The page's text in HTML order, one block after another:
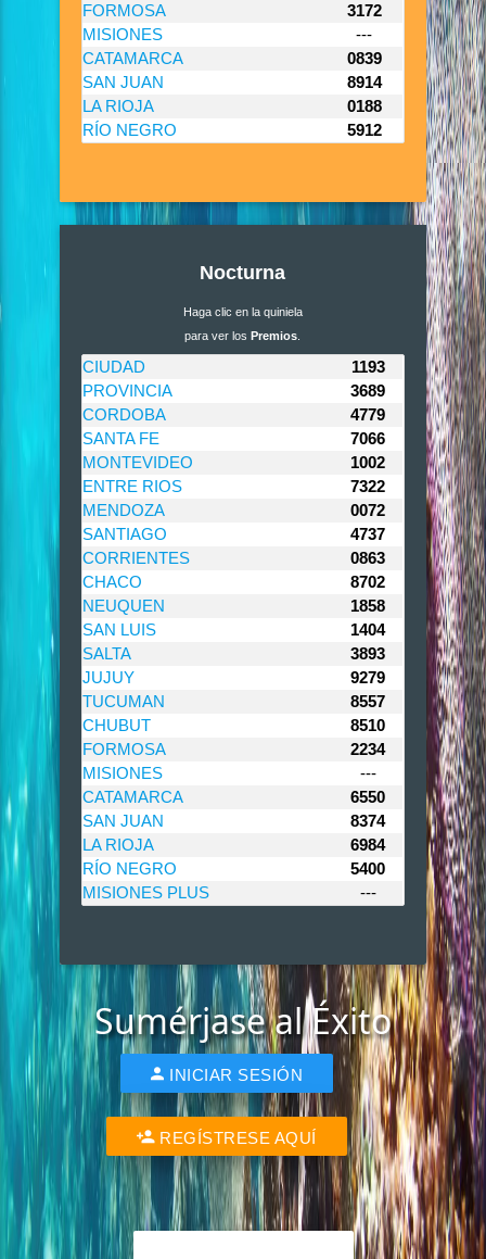
FORMOSA
3172
MISIONES
---
CATAMARCA
0839
SAN JUAN
8914
LA RIOJA
0188
RÍO NEGRO
5912
Nocturna
Haga clic en la quiniela
para ver losPremios
CIUDAD
1193
PROVINCIA
3689
CORDOBA
4779
SANTA FE
7066
MONTEVIDEO
1002
ENTRE RIOS
7322
MENDOZA
0072
SANTIAGO
4737
CORRIENTES
0863
CHACO
8702
NEUQUEN
1858
SAN LUIS
1404
SALTA
3893
JUJUY
9279
TUCUMAN
8557
CHUBUT
8510
FORMOSA
2234
MISIONES
---
CATAMARCA
6550
SAN JUAN
8374
LA RIOJA
6984
RÍO NEGRO
5400
MISIONES PLUS
---
Sumérjase al Éxito
INICIAR SESIÓN
REGÍSTRESE AQUÍ